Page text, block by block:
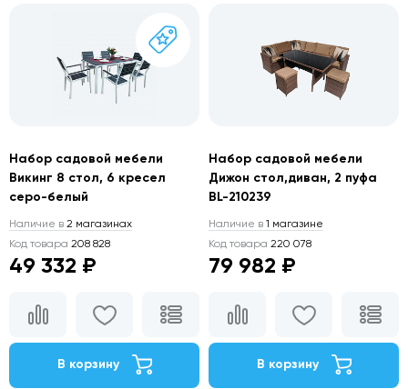
Набор садовой мебели
Викинг 8 стол, 6 кресел
серо-белый
Наличие в 2 магазинах
Код товара 208 828
49 332 ₽
В корзину
Набор садовой мебели
Дижон стол,диван, 2 пуфа
BL-210239
Наличие в 1 магазине
Код товара 220 078
79 982 ₽
В корзину